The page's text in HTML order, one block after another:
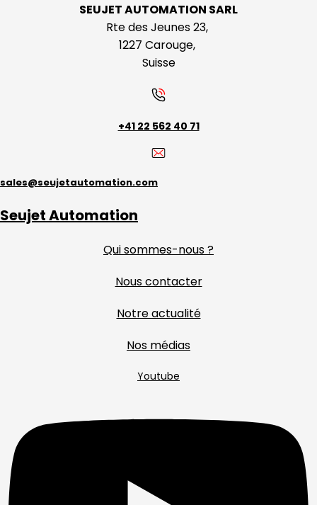
SEUJET AUTOMATION SARL
Rte des Jeunes 23,
1227 Carouge,
Suisse
+41 22 562 40 71
sales@seujetautomation.com
Seujet Automation
Qui sommes-nous ?
Nous contacter
Notre actualité
Nos médias
Youtube